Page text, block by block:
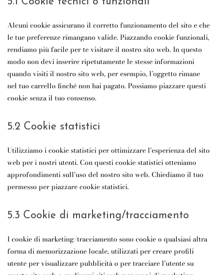
Alcuni cookie assicurano il corretto funzionamento del sito e che
le tue preferenze rimangano valide. Piazzando cookie funzionali,
rendiamo più facile per te visitare il nostro sito web. In questo
modo non devi inserire ripetutamente le stesse informazioni
quando visiti il nostro sito web, per esempio, l’oggetto rimane
nel tuo carrello finché non hai pagato. Possiamo piazzare questi
cookie senza il tuo consenso.
5.2 Cookie statistici
Utilizziamo i cookie statistici per ottimizzare l’esperienza del sito
web per i nostri utenti. Con questi cookie statistici otteniamo
approfondimenti sull’uso del nostro sito web. Chiediamo il tuo
permesso per piazzare cookie statistici.
5.3 Cookie di marketing/tracciamento
I cookie di marketing/tracciamento sono cookie o qualsiasi altra
forma di memorizzazione locale, utilizzati per creare profili
utente per visualizzare pubblicità o per tracciare l’utente su